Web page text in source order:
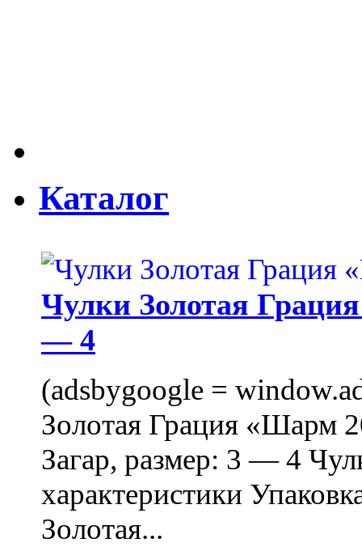
Каталог
Чулки Золотая
— 4
(adsbygoogle =
Золотая Грация «Шарм
Загар, размер: 3 — 4
характеристики
Золотая...